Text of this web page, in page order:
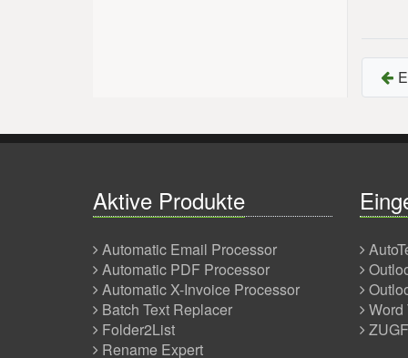
Aktive Produkte
Automatic Email Processor
Automatic PDF Processor
Automatic X-Invoice Processor
Batch Text Replacer
Folder2List
Rename Expert
Word